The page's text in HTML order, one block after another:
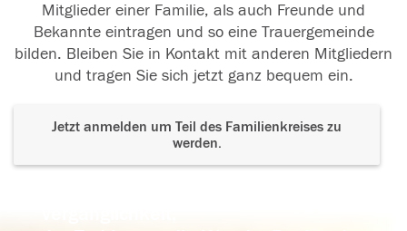
Mitglieder einer Familie, als auch Freunde und
Bekannte eintragen und so eine Trauergemeinde
bilden. Bleiben Sie in Kontakt mit anderen Mitgliedern
und tragen Sie sich jetzt ganz bequem ein.
Jetzt anmelden um Teil des Familienkreises zu
werden.